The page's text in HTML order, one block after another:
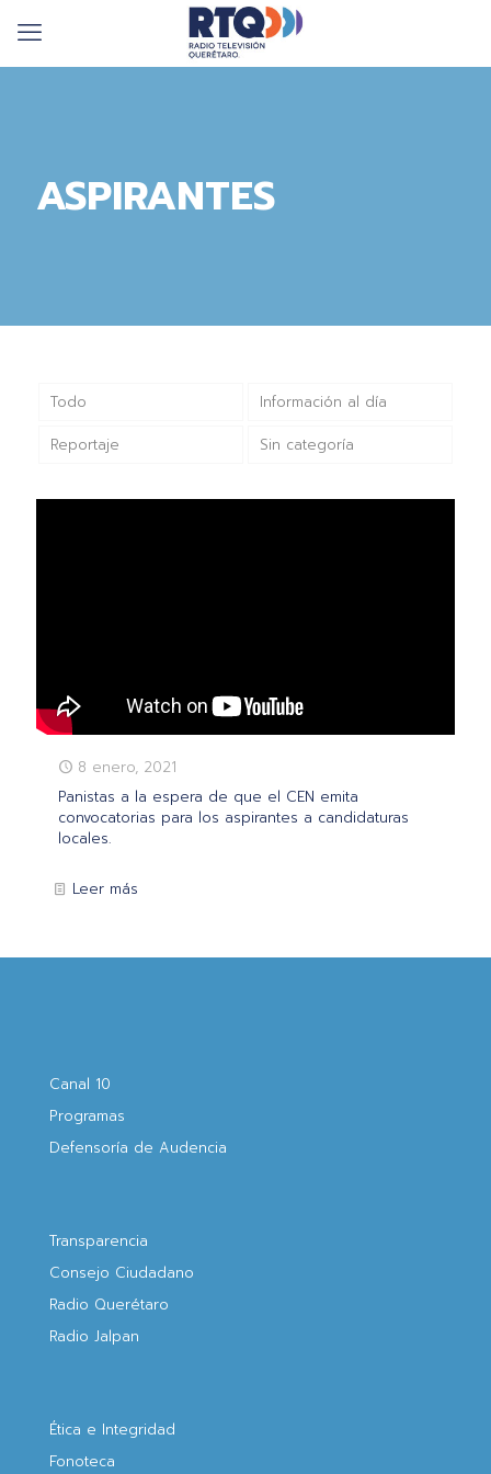
ASPIRANTES
Todo Información al día
Reportaje Sin categoría
8 enero, 2021
Panistas a la espera de que el CEN emita
convocatorias para los aspirantes a candidaturas
locales.
Leer más
Canal 10
Programas
Defensoría de Audencia
Transparencia
Consejo Ciudadano
Radio Querétaro
Radio Jalpan
Ética e Integridad
Fonoteca